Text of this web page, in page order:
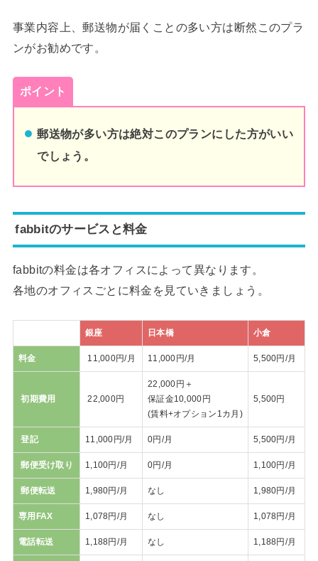
事業内容上、郵送物が届くことの多い方は断然このプラ
ンがお勧めです。
ポイント
郵送物が多い方は絶対このプランにした方がいい
でしょう。
fabbitのサービスと料金
fabbitの料金は各オフィスによって異なります。
各地のオフィスごとに料金を見ていきましょう。
銀座 日本橋 小倉
料金 11,000円/月 11,000円/月 5,500円/月
初期費用 22,000円
22,000円＋
保証金10,000円
(賃料+オプション1カ月)
5,500円
登記 11,000円/月 0円/月 5,500円/月
郵便受け取り 1,100円/月 0円/月 1,100円/月
郵便転送 1,980円/月 なし 1,980円/月
専用FAX 1,078円/月 なし 1,078円/月
電話転送 1,188円/月 なし 1,188円/月